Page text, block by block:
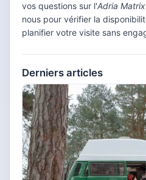
vos questions sur l'Adria Matrix
nous pour vérifier la
planifier votre visite sans
Derniers articles